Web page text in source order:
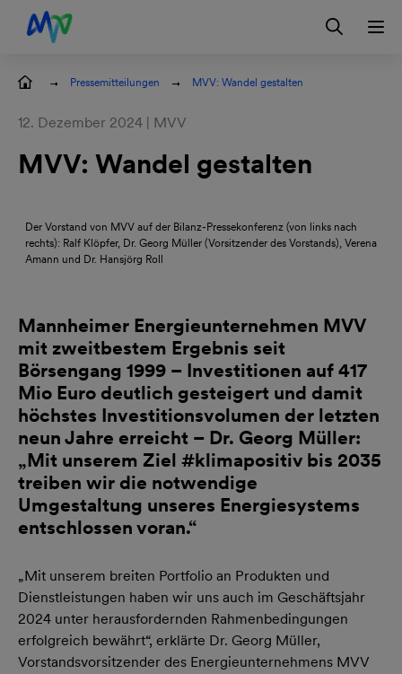
Zur Hauptnavigation springen
Zum Hauptinhalt springen
Zur Footernavigation springen
Kontakt EN Login
Pressemitteilungen MVV: Wandel gestalten
12. Dezember 2024 | MVV
MVV: Wandel gestalten
Der Vorstand von MVV auf der Bilanz-Pressekonferenz (von links nach
rechts): Ralf Klöpfer, Dr. Georg Müller (Vorsitzender des Vorstands), Verena
Amann und Dr. Hansjörg Roll
Mannheimer Energieunternehmen MVV
mit zweitbestem Ergebnis seit
Börsengang 1999 – Investitionen auf 417
Mio Euro deutlich gesteigert und damit
höchstes Investitionsvolumen der letzten
neun Jahre erreicht – Dr. Georg Müller:
„Mit unserem Ziel #klimapositiv bis 2035
treiben wir die notwendige
Umgestaltung unseres Energiesystems
entschlossen voran.“
„Mit unserem breiten Portfolio an Produkten und
Dienstleistungen haben wir uns auch im Geschäftsjahr
2024 unter herausfordernden Rahmenbedingungen
erfolgreich bewährt“, erklärte Dr. Georg Müller,
Vorstandsvorsitzender des Energieunternehmens MVV